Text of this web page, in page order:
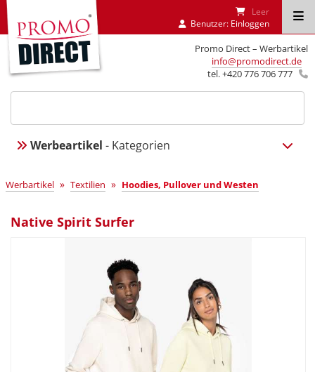
Promo Direct – Werbartikel
info@promodirect.de
tel. +420 776 706 777
Leer
Benutzer: Einloggen
Werbeartikel - Kategorien
Werbartikel » Textilien » Hoodies, Pullover und Westen
Native Spirit Surfer